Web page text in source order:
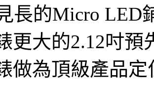
長的Micro LED
更大的2.12吋
做為頂級產品